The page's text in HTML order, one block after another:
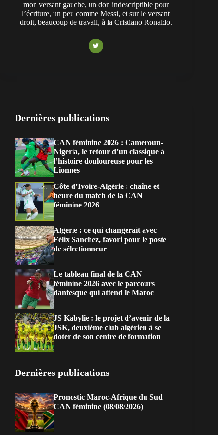
mon versant gauche, un don indescriptible pour
l’écriture, un peu comme Messi, et sur le versant
droit, beaucoup de travail, à la Cristiano Ronaldo.
Dernières publications
CAN féminine 2026 : Cameroun-
Nigeria, le retour d’un classique à
l’histoire douloureuse pour les
Lionnes
Côte d’Ivoire-Algérie : chaîne et
heure du match de la CAN
féminine 2026
Algérie : ce qui changerait avec
Félix Sanchez, favori pour le poste
de sélectionneur
Le tableau final de la CAN
féminine 2026 avec le parcours
dantesque qui attend le Maroc
JS Kabylie : le projet d’avenir de la
JSK, deuxième club algérien à se
doter de son centre de formation
Dernières publications
Pronostic Maroc-Afrique du Sud
CAN féminine (08/08/2026)